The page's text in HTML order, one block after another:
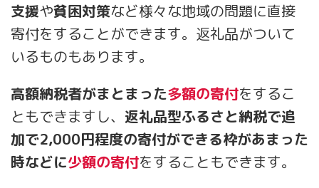
支援や貧困対策など様々な地域の問題に直接
寄付をすることができます。返礼品がついて
いるものもあります。
高額納税者がまとまった多額の寄付をするこ
ともできますし、 返礼品型ふるさと納税で追
加で2,000円程度の寄付ができる枠があまった
時などに少額の寄付をすることもできます。